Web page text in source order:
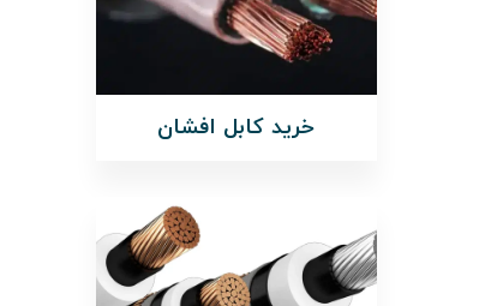
خرید کابل افشان